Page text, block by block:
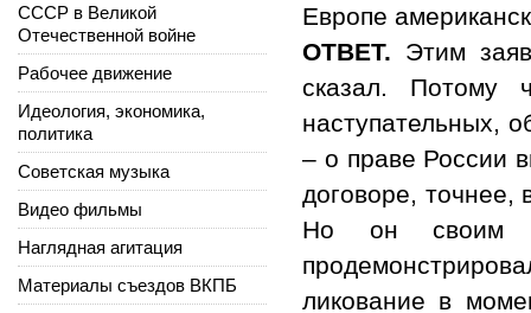
Европе
ОТВЕТ. Этим
сказал. Потому
наступательных,
– о праве России
договоре, точнее,
Но он своим
ликование в
СССР в Великой
Отечественной войне
Рабочее движение
Идеология, экономика,
политика
Советская музыка
Видео фильмы
Наглядная агитация
Материалы съездов ВКПБ